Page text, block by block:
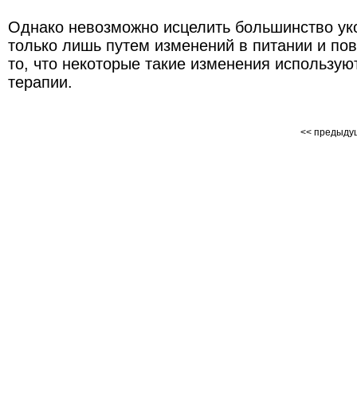
Однако невозможно исцелить большинство
только лишь путем изменений в питании и
то, что некоторые такие изменения
терапии.
<<